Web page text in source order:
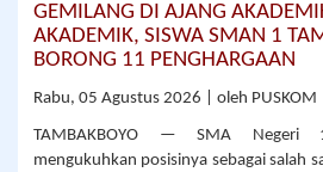
GEMILANG DI AJANG
AKADEMIK, SISWA SMAN 1
BORONG 11 PENGHARGAAN
Rabu, 05 Agustus 2026 | oleh PUSKOM
TAMBAKBOYO — SMA Negeri
mengukuhkan posisinya sebagai salah